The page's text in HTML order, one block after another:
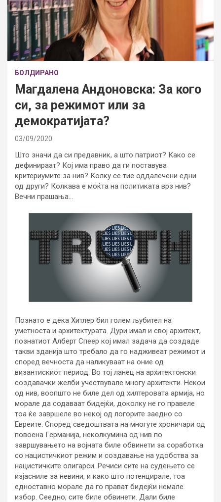
БОЛДИРАНО
Магдалена Андоновска: За кого
си, за режимот или за
демократијата?
03/09/2020
Што значи да си предавник, а што патриот? Како се
дефинираат? Кој има право да ги поставува
критериумите за нив? Колку се тие оддалечени едни
од други? Колкава е моќта на политиката врз нив?
Вечни прашања…
Познато е дека Хитлер бил голем љубител на
уметноста и архитектурата. Дури имал и свој архитект,
познатиот Алберт Спеер кој имал задача да создаде
такви зданија што требало да го надживеат режимот и
според вечноста да наликуваат на оние од
византискиот период. Во тој ланец на архитектонски
создавачки желби учествувале многу архитекти. Некои
од нив, воопшто не биле дел од хилтеровата армија, но
морале да содаваат бидејќи, доколку не го правеле
тоа ќе завршеле во некој од логорите заедно со
Евреите. Според сведоштвата на многуте хроничари од
повоена Германија, неколкумина од нив по
завршувањето на војната биле обвинети за соработка
со нацистичкиот режим и создавање на удобства за
нацистичките олигарси. Речиси сите на судењето се
изјасниле за невини, и како што потенцирале, тоа
едноставно морале да го прават бидејќи немале
избор. Сеедно, сите биле обвинети. Дали биле